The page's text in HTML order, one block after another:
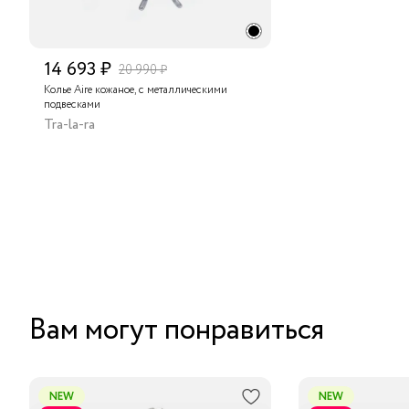
14 693 ₽ 20 990 ₽
Колье Aire кожаное, с металлическими
подвесками
Tra-la-ra
Вам могут понравиться
NEW
NEW